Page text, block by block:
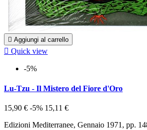
 Aggiungi al carrello
 Quick view
-5%
Lu-Tzu - Il Mistero del Fiore d'Oro
15,90 € -5% 15,11 €
Edizioni Mediterranee, Gennaio 1971, pp.